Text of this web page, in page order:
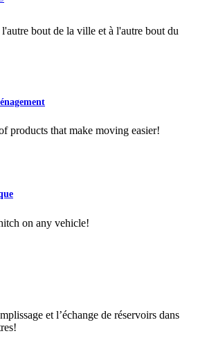
bout de la ville et à l'autre bout du
products that make moving easier!
on any vehicle!
et l’échange de réservoirs dans